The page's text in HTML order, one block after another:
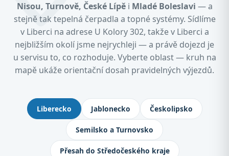
Nisou, Turnově, České Lípěi Mladé Boleslavi — a
stejně tak tepelná čerpadla a topné systémy. Sídlíme
v Liberci na adrese U Kolory 302, takže v Liberci a
nejbližším okolí jsme nejrychleji — a právě dojezd je
u servisu to, co rozhoduje. Vyberte oblast — kruh na
mapě ukáže orientační dosah pravidelných výjezdů.
Kde montujeme klimatizace:
Liberecko Jablonecko Českolipsko
Semilsko a Turnovsko
Přesah do Středočeského kraje